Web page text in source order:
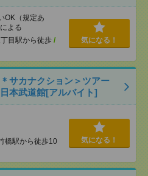
（規定あ
よる
目駅から徒歩 /
気になる！
サカナクション＞ツアー
本武道館[アルバイト]
橋駅から徒歩10
気になる！